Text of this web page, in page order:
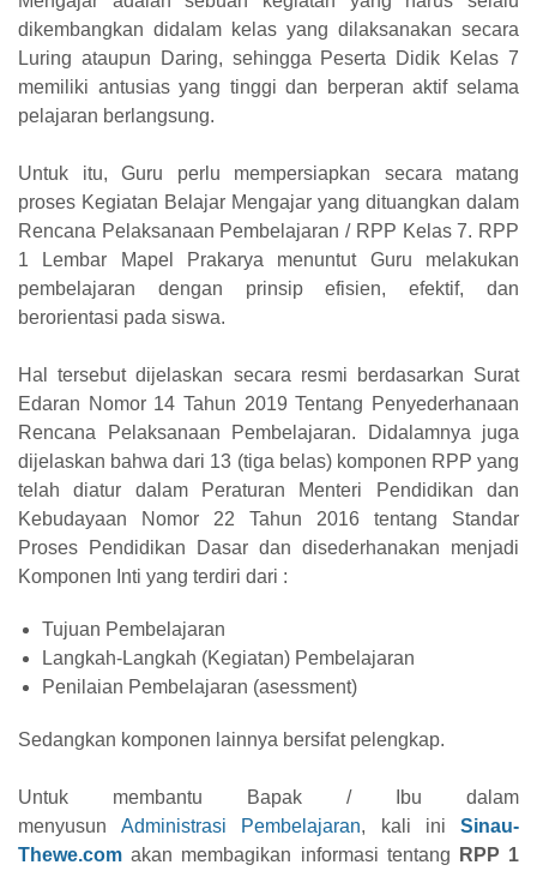
dikembangkan didalam kelas yang dilaksanakan secara
Luring ataupun Daring, sehingga Peserta Didik Kelas 7
memiliki antusias yang tinggi dan berperan aktif selama
pelajaran berlangsung.
Untuk itu, Guru perlu mempersiapkan secara matang
proses Kegiatan Belajar Mengajar yang dituangkan dalam
Rencana Pelaksanaan Pembelajaran / RPP Kelas 7. RPP
1 Lembar Mapel Prakarya menuntut Guru melakukan
pembelajaran dengan prinsip efisien, efektif, dan
berorientasi pada siswa.
Hal tersebut dijelaskan secara resmi berdasarkan Surat
Edaran Nomor 14 Tahun 2019 Tentang Penyederhanaan
Rencana Pelaksanaan Pembelajaran. Didalamnya juga
dijelaskan bahwa dari 13 (tiga belas) komponen RPP yang
telah diatur dalam Peraturan Menteri Pendidikan dan
Kebudayaan Nomor 22 Tahun 2016 tentang Standar
Proses Pendidikan Dasar dan disederhanakan menjadi
Komponen Inti yang terdiri dari :
Tujuan Pembelajaran
Langkah-Langkah (Kegiatan) Pembelajaran
Penilaian Pembelajaran (asessment)
Sedangkan komponen lainnya bersifat pelengkap.
Untuk membantu Bapak / Ibu dalam
menyusunAdministrasi Pembelajaran, kali iniSinau-
Thewe.com akan membagikan informasi tentang
RPP 1